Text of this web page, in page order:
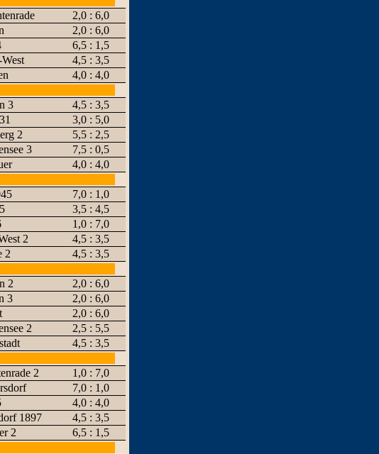
2,0 : 6,0
2,0 : 6,0
6,5 : 1,5
4,5 : 3,5
4,0 : 4,0
3
4,5 : 3,5
3,0 : 5,0
2
5,5 : 2,5
3
7,5 : 0,5
4,0 : 4,0
7,0 : 1,0
3,5 : 4,5
1,0 : 7,0
2
4,5 : 3,5
2
4,5 : 3,5
2
2,0 : 6,0
3
2,0 : 6,0
2,0 : 6,0
2
2,5 : 5,5
4,5 : 3,5
2
1,0 : 7,0
7,0 : 1,0
4,0 : 4,0
1897
4,5 : 3,5
2
6,5 : 1,5